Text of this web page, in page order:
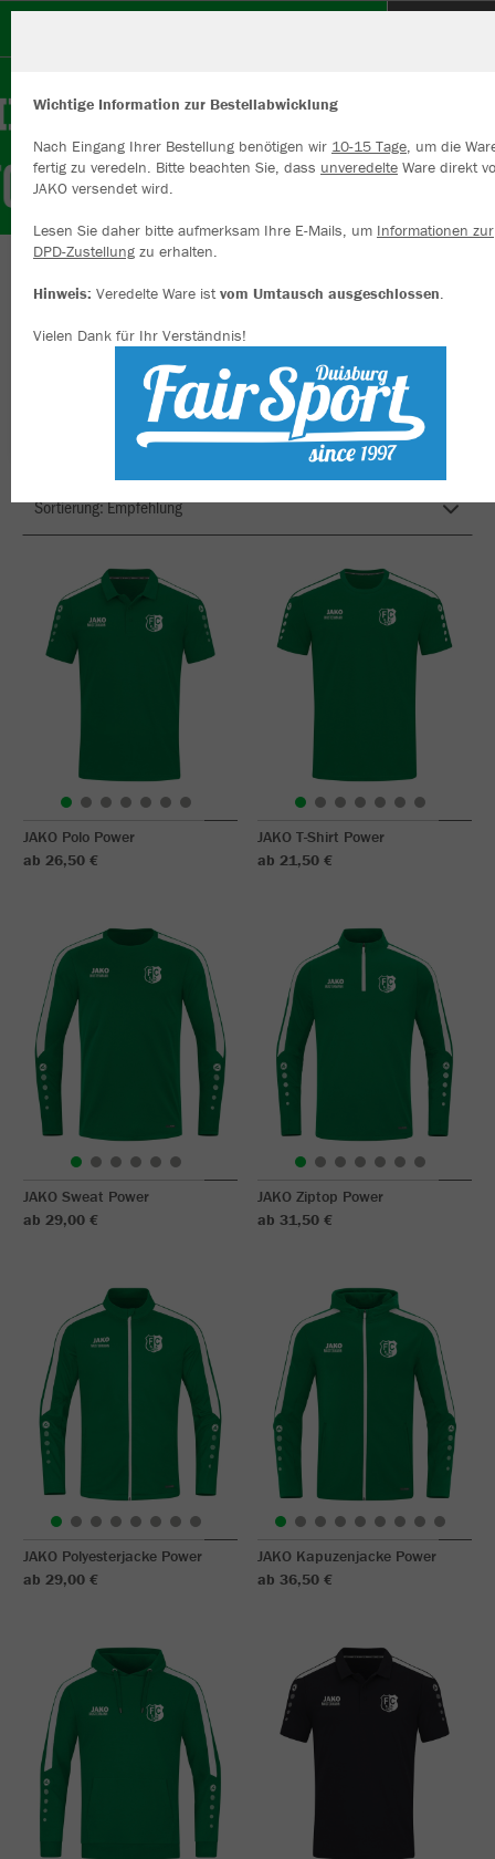
Herzlich willkommen im Vereinsshop des
Rumeln-Kaldenhausen 1955
Farbe
JAKO Polo Power
ab 26,50 €
JAKO T-Shirt Power
ab 21,50 €
JAKO Sweat Power
ab 29,00 €
JAKO Ziptop Power
ab 31,50 €
JAKO Polyesterjacke Power
ab 29,00 €
JAKO Kapuzenjacke Power
ab 36,50 €
Wichtige Information zur Bestellabwicklung
Nach Eingang Ihrer Bestellung benötigen wir 10-15 Tage, um die
fertig zu veredeln. Bitte beachten Sie, dass unveredelte Ware direkt
JAKO versendet wird.
Lesen Sie daher bitte aufmerksam Ihre E-Mails, um Informationen zur
DPD-Zustellung zu erhalten.
Hinweis: Veredelte Ware istvom Umtausch ausgeschlossen.
Vielen Dank für Ihr Verständnis!
Wir verwenden Cookies
Inhalte anzeigen und unsere Website verbessern. Weitere
zu den Cookies findest Du in den Einstellungen.
Alle akzeptieren
Alle ablehnen
mehr Infos
Datenschutz
Impressum